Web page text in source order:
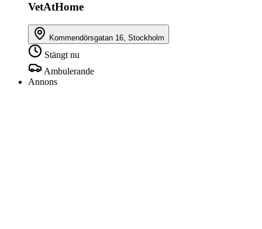
VetAtHome
Kommendörsgatan 16, Stockholm
Stängt nu
Ambulerande
Annons